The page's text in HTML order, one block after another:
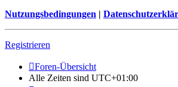
Nutzungsbedingungen |
Registrieren
Foren-Übersicht
Alle Zeiten sind UTC+01:00